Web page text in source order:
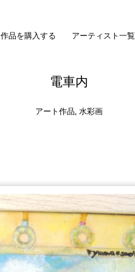
作品を購入する アーティスト一覧
電車内
アート作品, 水彩画